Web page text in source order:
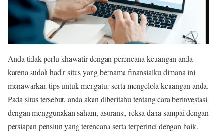
Anda tidak perlu khawatir dengan perencana keuangan anda
karena sudah hadir situs yang bernama finansialku dimana ini
menawarkan tips untuk mengatur serta mengelola keuangan anda.
Pada situs tersebut, anda akan diberitahu tentang cara berinvestasi
dengan menggunakan saham, asuransi, reksa dana sampai dengan
persiapan pensiun yang terencana serta terperinci dengan baik.